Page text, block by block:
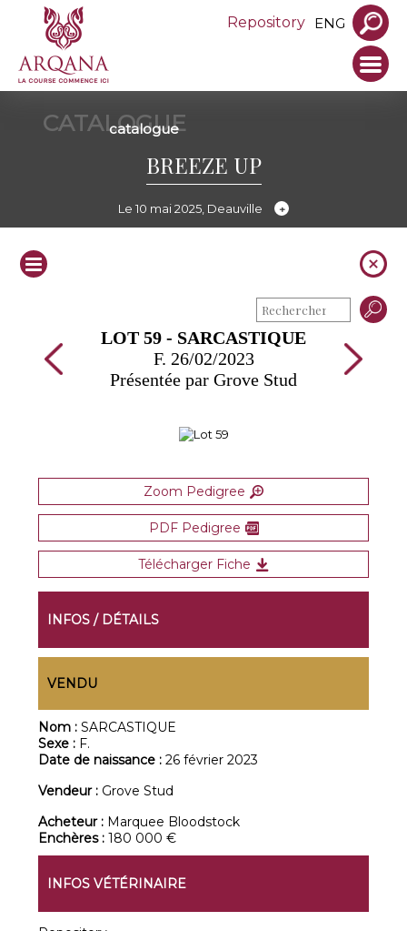
Repository ENG
CATALOGUE
catalogue
BREEZE UP
Le 10 mai 2025, Deauville
LOT 59 - SARCASTIQUE
F. 26/02/2023
Présentée par Grove Stud
Zoom Pedigree
PDF Pedigree
Télécharger Fiche
INFOS / DÉTAILS
VENDU
Nom :SARCASTIQUE
Sexe : F.
Date de naissance :26 février 2023
Vendeur : Grove Stud
Acheteur : Marquee Bloodstock
Enchères :180 000 €
INFOS VÉTÉRINAIRE